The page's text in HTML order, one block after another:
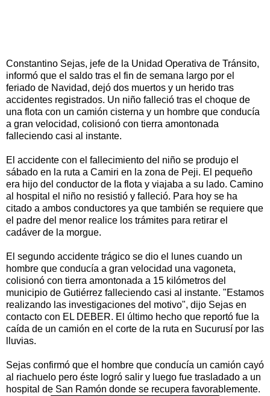
Constantino Sejas, jefe de la Unidad Operativa de Tránsito,
informó que el saldo tras el fin de semana largo por el
feriado de Navidad, dejó dos muertos y un herido tras
accidentes registrados. Un niño falleció tras el choque de
una flota con un camión cisterna y un hombre que conducía
a gran velocidad, colisionó con tierra amontonada
falleciendo casi al instante.
El accidente con el fallecimiento del niño se produjo el
sábado en la ruta a Camiri en la zona de Peji. El pequeño
era hijo del conductor de la flota y viajaba a su lado. Camino
al hospital el niño no resistió y falleció. Para hoy se ha
citado a ambos conductores ya que también se requiere que
el padre del menor realice los trámites para retirar el
cadáver de la morgue.
El segundo accidente trágico se dio el lunes cuando un
hombre que conducía a gran velocidad una vagoneta,
colisionó con tierra amontonada a 15 kilómetros del
municipio de Gutiérrez falleciendo casi al instante. "Estamos
realizando las investigaciones del motivo", dijo Sejas en
contacto con EL DEBER. El último hecho que reportó fue la
caída de un camión en el corte de la ruta en Sucurusí por las
lluvias.
Sejas confirmó que el hombre que conducía un camión cayó
al riachuelo pero éste logró salir y luego fue trasladado a un
hospital de San Ramón donde se recupera favorablemente.